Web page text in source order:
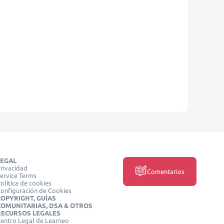
Terms
de cookies
de Cookies
GUÍAS
DSA & OTROS
LEGALES
Legal de Learneo
Comentarios